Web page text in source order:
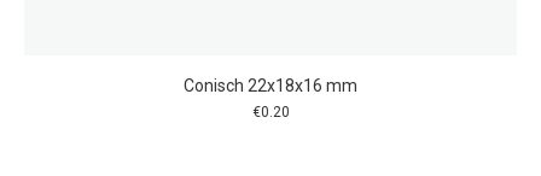
Conisch 22x18x16 mm
€0.20